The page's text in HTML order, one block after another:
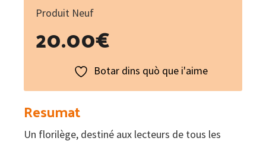
Produit Neuf
20.00€
Botar dins quò que i'aime
Resumat
Un florilège, destiné aux lecteurs de tous les